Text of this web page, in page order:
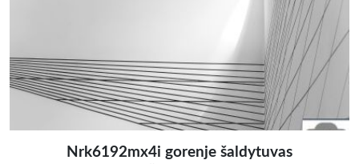
Nrk6192mx4i gorenje šaldytuvas